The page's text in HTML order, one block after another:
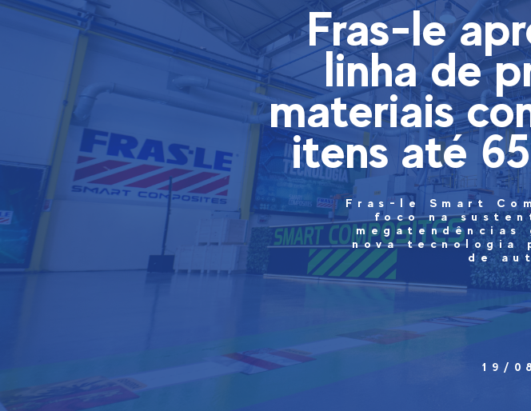
Fras-le
linha de
materiais
itens até
Fras-le Smart
foco na
nova tecnologia
de
19/